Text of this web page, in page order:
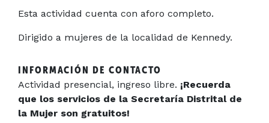
Esta actividad cuenta con aforo completo.
Dirigido a mujeres de la localidad de Kennedy.
INFORMACIÓN DE CONTACTO
Actividad presencial, ingreso libre. ¡Recuerda
que los servicios de la Secretaría Distrital de
la Mujer son gratuitos!